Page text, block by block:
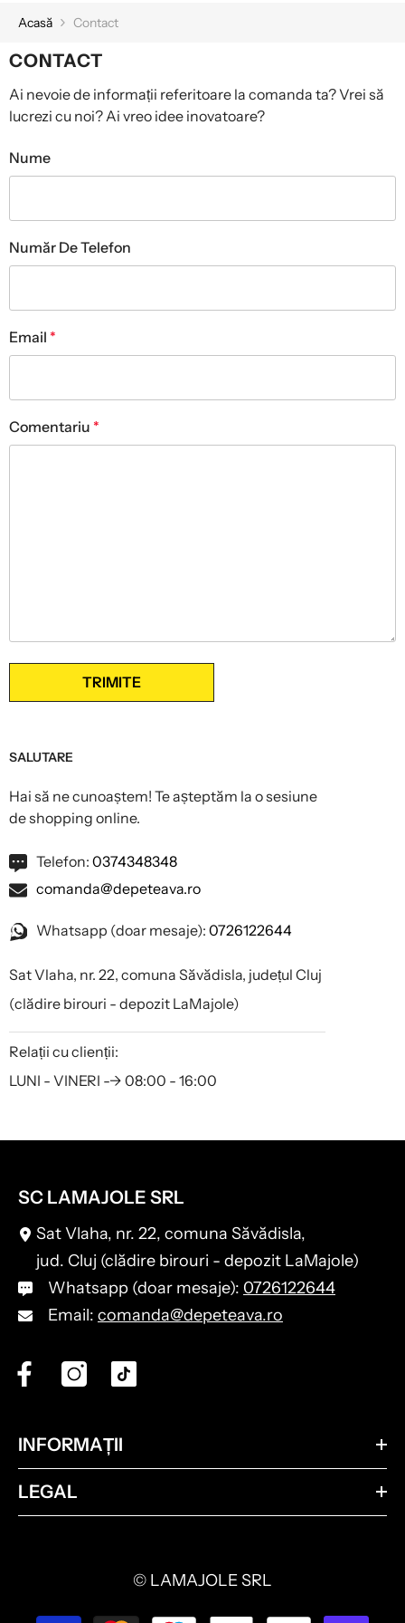
Acasă Contact
CONTACT
Ai nevoie de informații referitoare la comanda ta? Vrei să
lucrezi cu noi? Ai vreo idee inovatoare?
Nume
Număr De Telefon
Email *
Comentariu *
SALUTARE
Hai să ne cunoaștem! Te așteptăm la o sesiune
de shopping online.
Telefon: 0374348348
comanda@depeteava.ro
Whatsapp (doar mesaje): 0726122644
Sat Vlaha, nr. 22, comuna Săvădisla, județul Cluj
(clădire birouri - depozit LaMajole)
Relații cu clienții:
LUNI - VINERI --> 08:00 - 16:00
SC LAMAJOLE SRL
Sat Vlaha, nr. 22, comuna Săvădisla,
jud. Cluj (clădire birouri - depozit LaMajole)
Whatsapp (doar mesaje): 0726122644
Email: comanda@depeteava.ro
INFORMAȚII
LEGAL
© LAMAJOLE SRL